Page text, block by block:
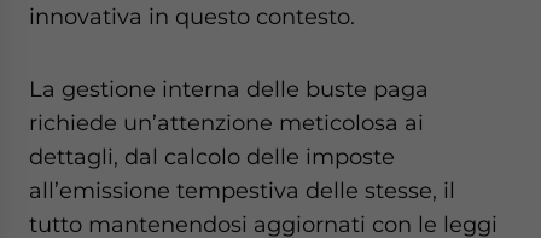
innovativa in questo contesto.
La gestione interna delle buste paga
richiede un’attenzione meticolosa ai
dettagli, dal calcolo delle imposte
all’emissione tempestiva delle stesse, il
tutto mantenendosi aggiornati con le leggi